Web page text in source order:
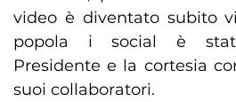
video è diventato subito
popola i social è
Presidente e la cortesia
suoi collaboratori.